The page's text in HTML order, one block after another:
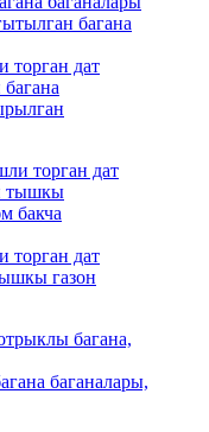
торган дат
торган дат
газон
баганалары,